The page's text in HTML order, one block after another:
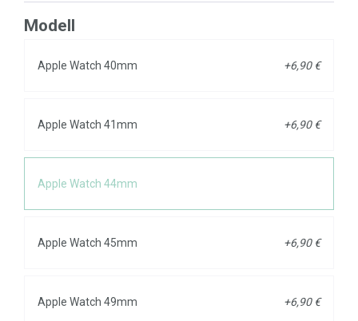
Modell
Apple Watch 40mm +6,90 €
Apple Watch 41mm +6,90 €
Apple Watch 44mm
Apple Watch 45mm +6,90 €
Apple Watch 49mm +6,90 €